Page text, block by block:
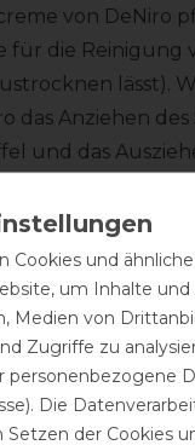
von DeNiro
für die Reinigung
lässt).
das Anziehen des
und das
das Fußbett
bleiben.
Cookies und
um Inhalte
Medien von
Zugriffe zu
personenbezogene
Die
Setzen der Cookies